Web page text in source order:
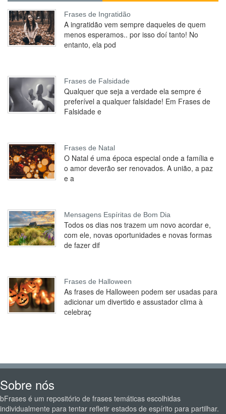
Frases de Ingratidão
A ingratidão vem sempre daqueles de quem
menos esperamos.. por isso doí tanto! No
entanto, ela pod
Frases de Falsidade
Qualquer que seja a verdade ela sempre é
preferível a qualquer falsidade! Em Frases de
Falsidade e
Frases de Natal
O Natal é uma época especial onde a família e
o amor deverão ser renovados. A união, a paz
e a
Mensagens Espíritas de Bom Dia
Todos os dias nos trazem um novo acordar e,
com ele, novas oportunidades e novas formas
de fazer dif
Frases de Halloween
As frases de Halloween podem ser usadas para
adicionar um divertido e assustador clima à
celebraç
Sobre nós
bFrases é um repositório de frases temáticas escolhidas
individualmente para tentar refletir estados de espírito para partilhar.